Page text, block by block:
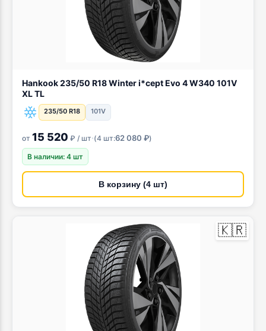
Hankook 235/50 R18 Winter i*cept Evo 4 W340 101V
XL TL
235/50 R18 101V
от 15 520 ₽ / шт·(4 шт:62 080 ₽)
В наличии: 4 шт
В корзину (4 шт)
🇰🇷